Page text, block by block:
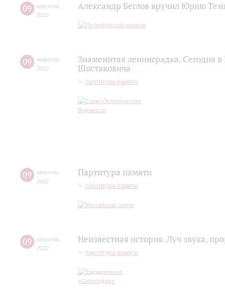
09 августа
2022
Александр Беглов вручил Юрию
09 августа
2022
Знаменитая ленинградка. Сегодня
Шостаковича
партитура памяти
09 августа
2022
Партитура памяти
партитура памяти
09 августа
2022
Неизвестная история. Луч звука,
партитура памяти